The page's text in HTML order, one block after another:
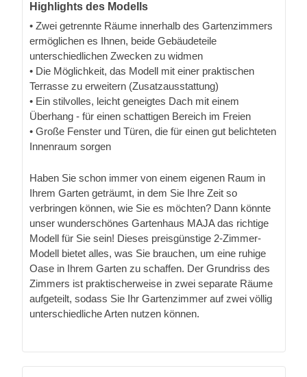
Highlights des Modells
• Zwei getrennte Räume innerhalb des Gartenzimmers
ermöglichen es Ihnen, beide Gebäudeteile
unterschiedlichen Zwecken zu widmen
• Die Möglichkeit, das Modell mit einer praktischen
Terrasse zu erweitern (Zusatzausstattung)
• Ein stilvolles, leicht geneigtes Dach mit einem
Überhang - für einen schattigen Bereich im Freien
• Große Fenster und Türen, die für einen gut belichteten
Innenraum sorgen
Haben Sie schon immer von einem eigenen Raum in
Ihrem Garten geträumt, in dem Sie Ihre Zeit so
verbringen können, wie Sie es möchten? Dann könnte
unser wunderschönes Gartenhaus MAJA das richtige
Modell für Sie sein! Dieses preisgünstige 2-Zimmer-
Modell bietet alles, was Sie brauchen, um eine ruhige
Oase in Ihrem Garten zu schaffen. Der Grundriss des
Zimmers ist praktischerweise in zwei separate Räume
aufgeteilt, sodass Sie Ihr Gartenzimmer auf zwei völlig
unterschiedliche Arten nutzen können.